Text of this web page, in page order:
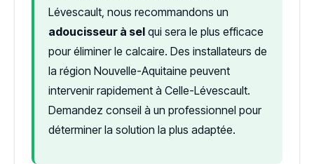
Lévescault, nous recommandons un
adoucisseur à sel qui sera le plus efficace
pour éliminer le calcaire. Des installateurs de
la région Nouvelle-Aquitaine peuvent
intervenir rapidement à Celle-Lévescault.
Demandez conseil à un professionnel pour
déterminer la solution la plus adaptée.